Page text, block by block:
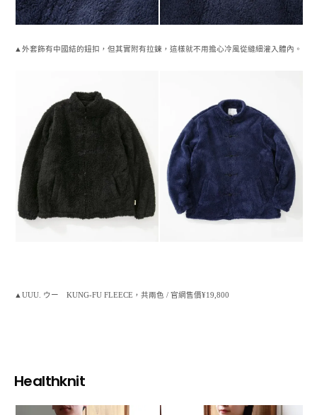
▲外套飾有中國結的鈕扣，但其實附有拉鍊，這樣就不用擔心冷風從縫細灌入體內。
▲UUU. ウー KUNG-FU FLEECE，共兩色 / 官網售價¥19,800
Healthknit